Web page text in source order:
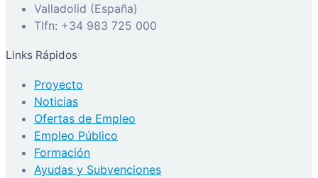
Valladolid (España)
Tlfn: +34 983 725 000
Links Rápidos
Proyecto
Noticias
Ofertas de Empleo
Empleo Público
Formación
Ayudas y Subvenciones